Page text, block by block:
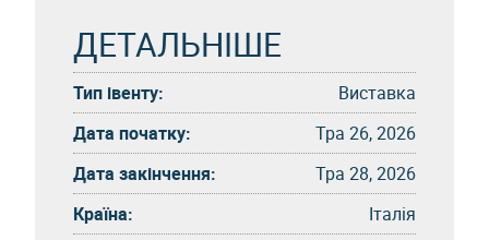
ДЕТАЛЬНІШЕ
Тип івенту:
Виставка
Дата початку:
Тра 26, 2026
Дата закінчення:
Тра 28, 2026
Країна:
Італія